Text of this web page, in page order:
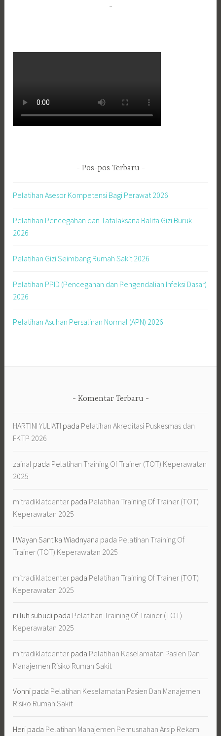
Pos-pos Terbaru
Pelatihan Asesor Kompetensi Bagi Perawat 2026
Pelatihan Pencegahan dan Tatalaksana Balita Gizi Buruk
2026
Pelatihan Gizi Seimbang Rumah Sakit 2026
Pelatihan PPID (Pencegahan dan Pengendalian Infeksi Dasar)
2026
Pelatihan Asuhan Persalinan Normal (APN) 2026
Komentar Terbaru
HARTINI YULIATI pada Pelatihan Akreditasi Puskesmas dan
FKTP 2026
zainal pada Pelatihan Training Of Trainer (TOT) Keperawatan
2025
mitradiklatcenter pada Pelatihan Training Of Trainer (TOT)
Keperawatan 2025
I Wayan Santika Wiadnyana pada Pelatihan Training Of
Trainer (TOT) Keperawatan 2025
mitradiklatcenter pada Pelatihan Training Of Trainer (TOT)
Keperawatan 2025
ni luh subudi pada Pelatihan Training Of Trainer (TOT)
Keperawatan 2025
mitradiklatcenter pada Pelatihan Keselamatan Pasien Dan
Manajemen Risiko Rumah Sakit
Vonni pada Pelatihan Keselamatan Pasien Dan Manajemen
Risiko Rumah Sakit
Heri pada Pelatihan Manajemen Pemusnahan Arsip Rekam